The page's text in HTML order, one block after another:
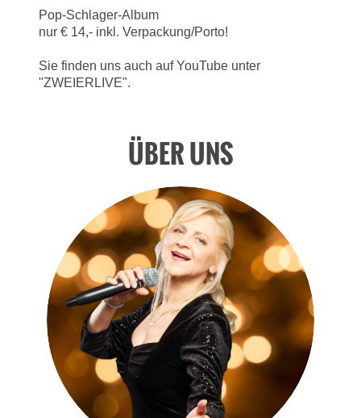
Pop-Schlager-Album
nur € 14,- inkl. Verpackung/Porto!
Sie finden uns auch auf YouTube unter
"ZWEIERLIVE".
ÜBER UNS